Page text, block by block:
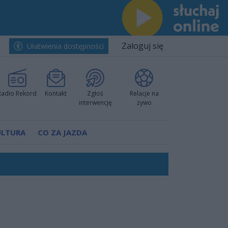
Ułatwienia dostępności Zaloguj się
Rekord Kontakt
Zgłoś
interwencję
Relacje na
żywo
CO ZA JAZDA